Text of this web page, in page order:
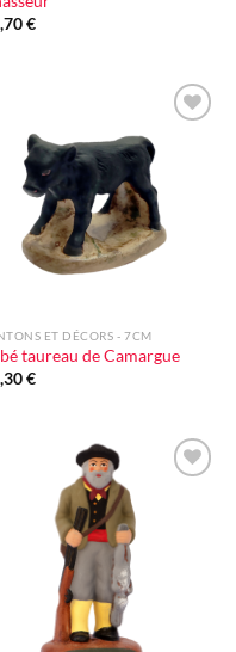
€
ET DÉCORS - 7CM
taureau de Camargue
€